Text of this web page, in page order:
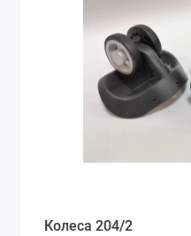
Колеса 204/2